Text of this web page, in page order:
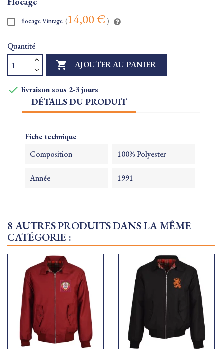
flocage Vintage (14,00 € )
Quantité
 AJOUTER AU PANIER
 livraison sous 2-3 jours
DÉTAILS DU PRODUIT
Fiche technique
Composition 100% Polyester
Année 1991
8 AUTRES PRODUITS DANS LA MÊME
CATÉGORIE :